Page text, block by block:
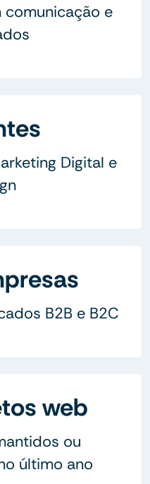
comunicação e
Digital e
B2B e B2C
web
ou
último ano